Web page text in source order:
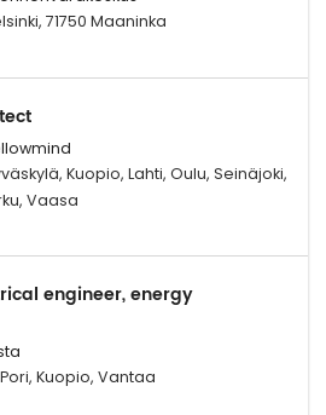
71750 Maaninka
Kuopio, Lahti, Oulu, Seinäjoki,
Vaasa
engineer, energy
Kuopio, Vantaa